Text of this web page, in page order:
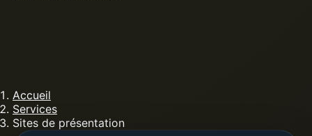
Accueil
Services
Sites de présentation